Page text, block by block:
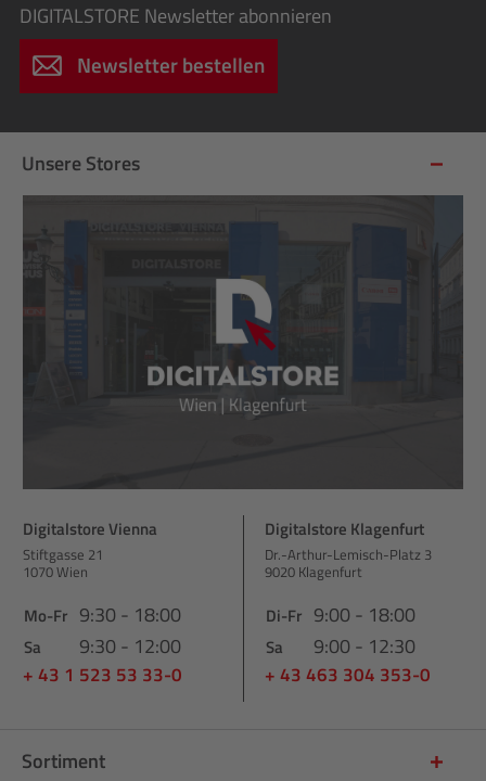
DIGITALSTORE Newsletter abonnieren
Newsletter bestellen
Unsere Stores
Digitalstore Vienna
Stiftgasse 21
1070 Wien
Mo-Fr 9:30 - 18:00
Sa 9:30 - 12:00
+ 43 1 523 53 33-0
Digitalstore Klagenfurt
Dr.-Arthur-Lemisch-Platz 3
9020 Klagenfurt
Di-Fr 9:00 - 18:00
Sa 9:00 - 12:30
+ 43 463 304 353-0
Sortiment